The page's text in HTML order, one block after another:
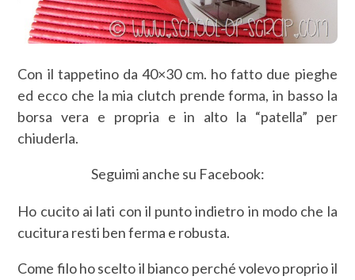
Con il tappetino da 40×30 cm. ho fatto due pieghe
ed ecco che la mia clutch prende forma, in basso la
borsa vera e propria e in alto la “patella” per
chiuderla.
Seguimi anche su Facebook:
Ho cucito ai lati con il punto indietro in modo che la
cucitura resti ben ferma e robusta.
Come filo ho scelto il bianco perché volevo proprio il